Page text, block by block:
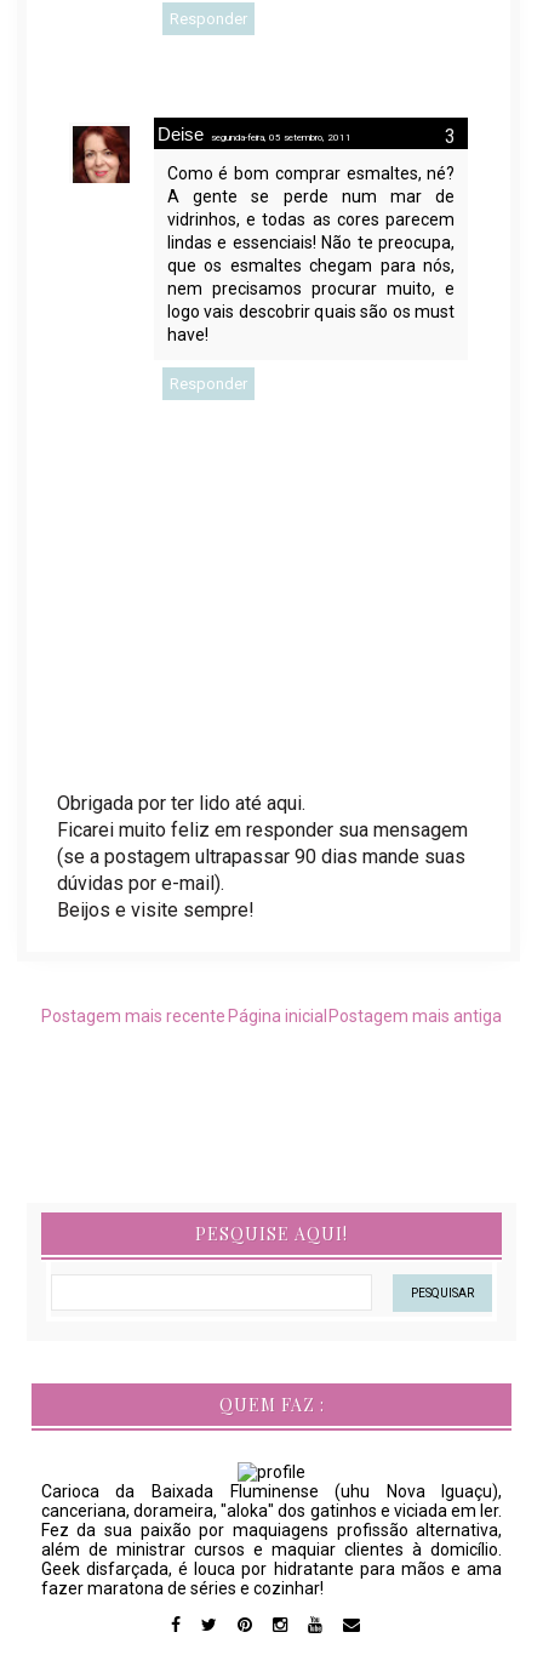
Responder
Deise segunda-feira, 05 setembro, 2011
Como é bom comprar esmaltes, né?
A gente se perde num mar de
vidrinhos, e todas as cores parecem
lindas e essenciais! Não te preocupa,
que os esmaltes chegam para nós,
nem precisamos procurar muito, e
logo vais descobrir quais são os must
have!
Responder
Obrigada por ter lido até aqui.
Ficarei muito feliz em responder sua mensagem
(se a postagem ultrapassar 90 dias mande suas
dúvidas por e-mail).
Beijos e visite sempre!
Postagem mais recente Postagem mais antiga
Página inicial
PESQUISE AQUI!
QUEM FAZ :
Carioca da Baixada Fluminense (uhu Nova Iguaçu),
canceriana, dorameira, "aloka" dos gatinhos e viciada em ler.
Fez da sua paixão por maquiagens profissão alternativa,
além de ministrar cursos e maquiar clientes à domicílio.
Geek disfarçada, é louca por hidratante para mãos e ama
fazer maratona de séries e cozinhar!